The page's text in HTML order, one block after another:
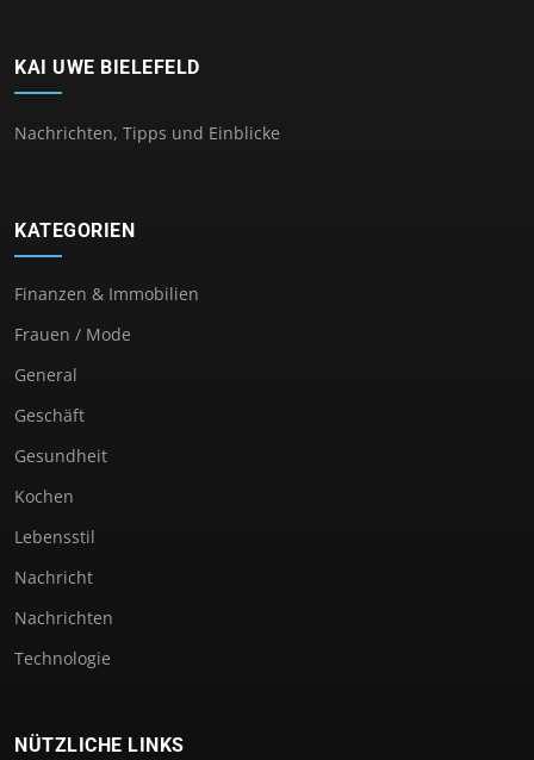
KAI UWE BIELEFELD
Nachrichten, Tipps und Einblicke
KATEGORIEN
Finanzen & Immobilien
Frauen / Mode
General
Geschäft
Gesundheit
Kochen
Lebensstil
Nachricht
Nachrichten
Technologie
NÜTZLICHE LINKS